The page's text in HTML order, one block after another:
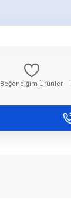
Beğendiğim Ürünler